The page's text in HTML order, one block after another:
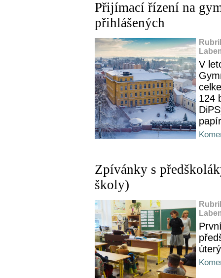
Přijímací řízení na
přihlášených
V
124
Zpívánky s
školy)